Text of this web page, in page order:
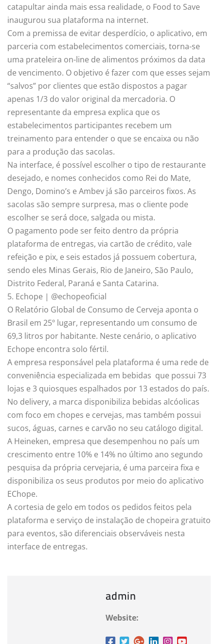
catapultar ainda mais essa realidade, o Food to Save
inaugurou sua plataforma na internet.
Com a premissa de evitar desperdício, o aplicativo, em
parceria com estabelecimentos comerciais, torna-se
uma prateleira on-line de alimentos próximos da data
de vencimento. O objetivo é fazer com que esses sejam
“salvos” por clientes que estão dispostos a pagar
apenas 1/3 do valor original da mercadoria. O
representante da empresa explica que os
estabelecimentos participantes recebem um
treinamento para entender o que se encaixa ou não
para a produção das sacolas.
Na interface, é possível escolher o tipo de restaurante
desejado, e nomes conhecidos como Rei do Mate,
Dengo, Domino’s e Ambev já são parceiros fixos. As
sacolas são sempre surpresa, mas o cliente pode
escolher se será doce, salgada ou mista.
O pagamento pode ser feito dentro da própria
plataforma de entregas, via cartão de crédito, vale
refeição e pix, e seis estados já possuem cobertura,
sendo eles Minas Gerais, Rio de Janeiro, São Paulo,
Distrito Federal, Paraná e Santa Catarina.
5. Echope | @echopeoficial
O Relatório Global de Consumo de Cerveja aponta o
Brasil em 25º lugar, representando um consumo de
69,3 litros por habitante. Neste cenário, o aplicativo
Echope encontra solo fértil.
A empresa responsável pela plataforma é uma rede de
conveniência especializada em bebidas que possui 73
lojas e 3 quiosques espalhados por 13 estados do país.
No delivery, a marca disponibiliza bebidas alcóolicas
com foco em chopes e cervejas, mas também possui
sucos, águas, carnes e carvão no seu catálogo digital.
A Heineken, empresa que desempenhou no país um
crescimento entre 10% e 14% no último ano segundo
pesquisa da própria cervejaria, é uma parceira fixa e
disponibiliza os seus produtos por meio do aplicativo
EChope.
A cortesia de gelo em todos os pedidos feitos pela
plataforma e serviço de instalação de chopeira gratuito
para eventos, são diferenciais observáveis nesta
interface de entregas.
admin
Website: